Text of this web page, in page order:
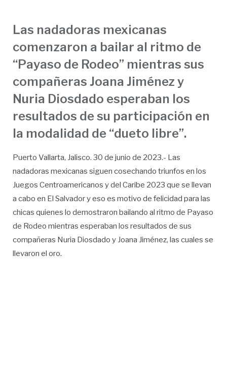
Las nadadoras mexicanas
comenzaron a bailar al ritmo de
“Payaso de Rodeo” mientras sus
compañeras Joana Jiménez y
Nuria Diosdado esperaban los
resultados de su participación en
la modalidad de “dueto libre”.
Puerto Vallarta, Jalisco. 30 de junio de 2023.- Las
nadadoras mexicanas siguen cosechando triunfos en los
Juegos Centroamericanos y del Caribe 2023 que se llevan
a cabo en El Salvador y eso es motivo de felicidad para las
chicas quienes lo demostraron bailando al ritmo de Payaso
de Rodeo mientras esperaban los resultados de sus
compañeras Nuria Diosdado y Joana Jiménez, las cuales se
llevaron el oro.